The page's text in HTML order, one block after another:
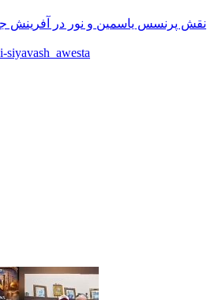
نقش پرنسس یاسمین و نور در آفرینش
siyavash_awesta